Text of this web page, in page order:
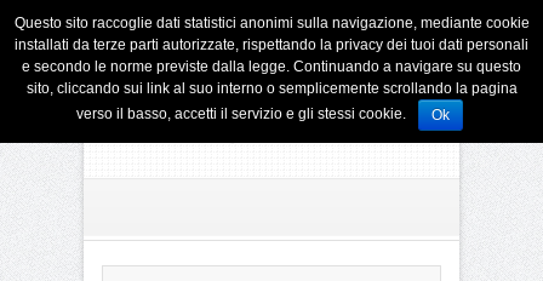
Questo sito raccoglie dati statistici anonimi sulla navigazione, mediante cookie
installati da terze parti autorizzate, rispettando la privacy dei tuoi dati personali
e secondo le norme previste dalla legge. Continuando a navigare su questo
sito, cliccando sui link al suo interno o semplicemente scrollando la pagina
verso il basso, accetti il servizio e gli stessi cookie.
Ok